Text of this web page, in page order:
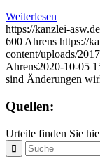
Weiterlesen
https://kanzlei-
600 Ahrens https://
content/uploads/
Ahrens2020-10-05
sind Änderungen
Quellen:
Urteile finden Sie